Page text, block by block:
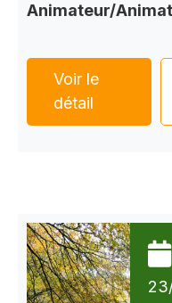
Animateur/
Voir le
détail